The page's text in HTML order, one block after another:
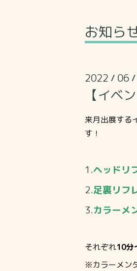
お知ら
2022 / 06 /
【イベ
来月出展する
す！
1.ヘッドリ
2.足裏リフ
3.カラーメ
それぞれ10分
※カラーメン